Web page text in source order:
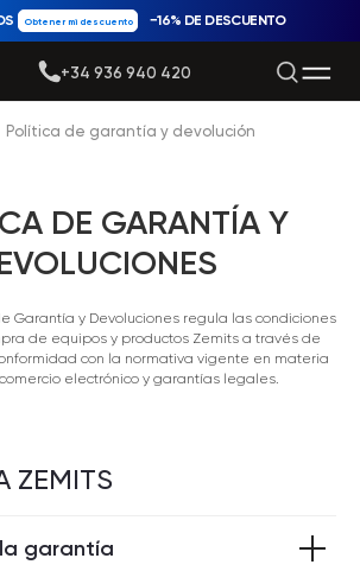
Obtener mi descuento −16% DE DESCUENTO
+34 936 940 420
Política de garantía y devolución
DE GARANTÍA Y
Garantía y Devoluciones regula las condiciones
de equipos y productos Zemits a través de
con la normativa vigente en materia
electrónico y garantías legales.
ZEMITS
la garantía